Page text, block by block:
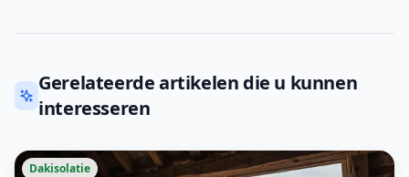
Gerelateerde artikelen die u kunnen
interesseren
Dakisolatie